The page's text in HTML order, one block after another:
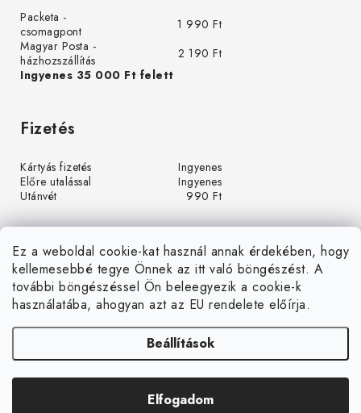
Ez a weboldal cookie-kat használ annak érdekében, hogy
kellemesebbé tegye Önnek az itt való böngészést. A
további böngészéssel Ön beleegyezik a cookie-k
használatába, ahogyan azt az EU rendelete előírja.
Beállítások
Elfogadom
Packeta -
csomagpont
1 990 Ft
Magyar Posta -
házhozszállítás
2 190 Ft
Ingyenes 35 000 Ft felett
Fizetés
Kártyás fizetés
Ingyenes
Előre utalással
Ingyenes
Utánvét
990 Ft
r
u
Árukereső.hu
LEDGrow.hu. Minden jog fenntartva.